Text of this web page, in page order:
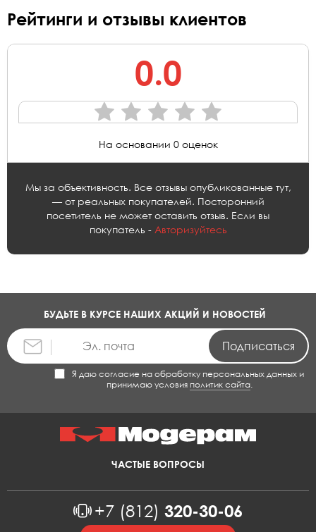
Рейтинги и отзывы клиентов
0.0
На основании 0 оценок
Мы за объективность. Все отзывы опубликованные тут,
— от реальных покупателей. Посторонний
посетитель не может оставить отзыв. Если вы
покупатель - Авторизуйтесь
БУДЬТЕ В КУРСЕ НАШИХ АКЦИЙ И НОВОСТЕЙ
Я даю согласие на обработку персональных данных и
принимаю условия политик сайта.
ЧАСТЫЕ ВОПРОСЫ
+7 (812) 320-30-06